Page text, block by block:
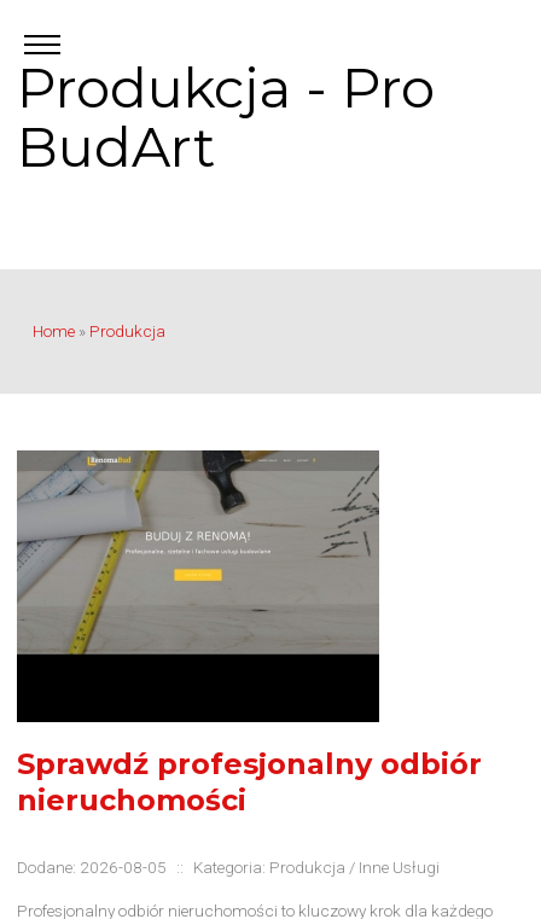
Produkcja - Pro
BudArt
Home » Produkcja
Sprawdź profesjonalny odbiór
nieruchomości
Dodane: 2026-08-05 :: Kategoria: Produkcja / Inne Usługi
Profesjonalny odbiór nieruchomości to kluczowy krok dla każdego